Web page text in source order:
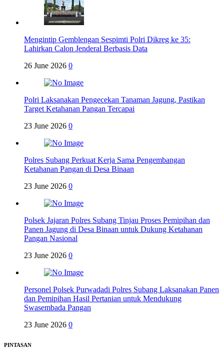
Mengintip Gemblengan Sespimti Polri Dikreg ke 35:
Lahirkan Calon Jenderal Berbasis Data
26 June 2026 0
Polri Laksanakan Pengecekan Tanaman Jagung, Pastikan
Target Ketahanan Pangan Tercapai
23 June 2026 0
Polres Subang Perkuat Kerja Sama Pengembangan
Ketahanan Pangan di Desa Binaan
23 June 2026 0
Polsek Jajaran Polres Subang Tinjau Proses Pemipihan dan
Panen Jagung di Desa Binaan untuk Dukung Ketahanan
Pangan Nasional
23 June 2026 0
Personel Polsek Purwadadi Polres Subang Laksanakan Panen
dan Pemipihan Hasil Pertanian untuk Mendukung
Swasembada Pangan
23 June 2026 0
PINTASAN